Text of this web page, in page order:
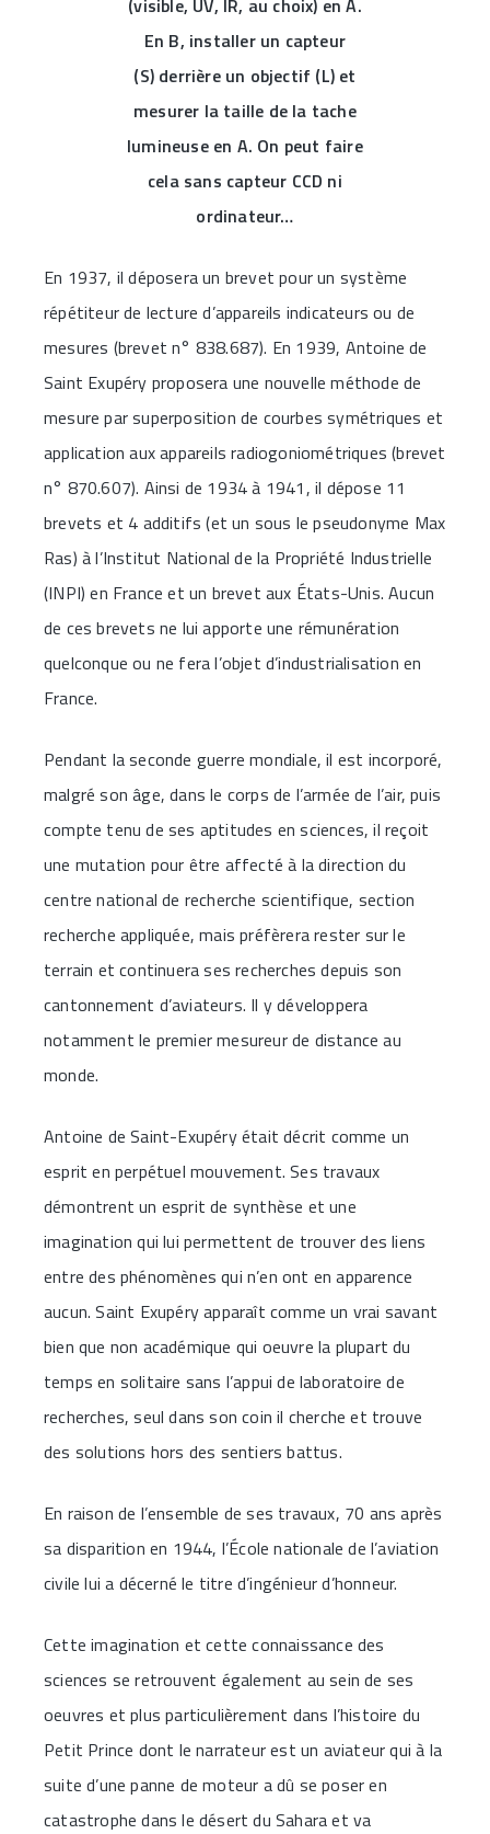
(visible, UV, IR, au choix) en A.
En B, installer un capteur
(S) derrière un objectif (L) et
mesurer la taille de la tache
lumineuse en A. On peut faire
cela sans capteur CCD ni
ordinateur…
En 1937, il déposera un brevet pour un système
répétiteur de lecture d’appareils indicateurs ou de
mesures (brevet n° 838.687). En 1939, Antoine de
Saint Exupéry proposera une nouvelle méthode de
mesure par superposition de courbes symétriques et
application aux appareils radiogoniométriques (brevet
n° 870.607). Ainsi de 1934 à 1941, il dépose 11
brevets et 4 additifs (et un sous le pseudonyme Max
Ras) à l’Institut National de la Propriété Industrielle
(INPI) en France et un brevet aux États-Unis. Aucun
de ces brevets ne lui apporte une rémunération
quelconque ou ne fera l’objet d’industrialisation en
France.
Pendant la seconde guerre mondiale, il est incorporé,
malgré son âge, dans le corps de l’armée de l’air, puis
compte tenu de ses aptitudes en sciences, il reçoit
une mutation pour être affecté à la direction du
centre national de recherche scientifique, section
recherche appliquée, mais préfèrera rester sur le
terrain et continuera ses recherches depuis son
cantonnement d’aviateurs. Il y développera
notamment le premier mesureur de distance au
monde.
Antoine de Saint-Exupéry était décrit comme un
esprit en perpétuel mouvement. Ses travaux
démontrent un esprit de synthèse et une
imagination qui lui permettent de trouver des liens
entre des phénomènes qui n’en ont en apparence
aucun. Saint Exupéry apparaît comme un vrai savant
bien que non académique qui oeuvre la plupart du
temps en solitaire sans l’appui de laboratoire de
recherches, seul dans son coin il cherche et trouve
des solutions hors des sentiers battus.
En raison de l’ensemble de ses travaux, 70 ans après
sa disparition en 1944, l’École nationale de l’aviation
civile lui a décerné le titre d’ingénieur d’honneur.
Cette imagination et cette connaissance des
sciences se retrouvent également au sein de ses
oeuvres et plus particulièrement dans l’histoire du
Petit Prince dont le narrateur est un aviateur qui à la
suite d’une panne de moteur a dû se poser en
catastrophe dans le désert du Sahara et va